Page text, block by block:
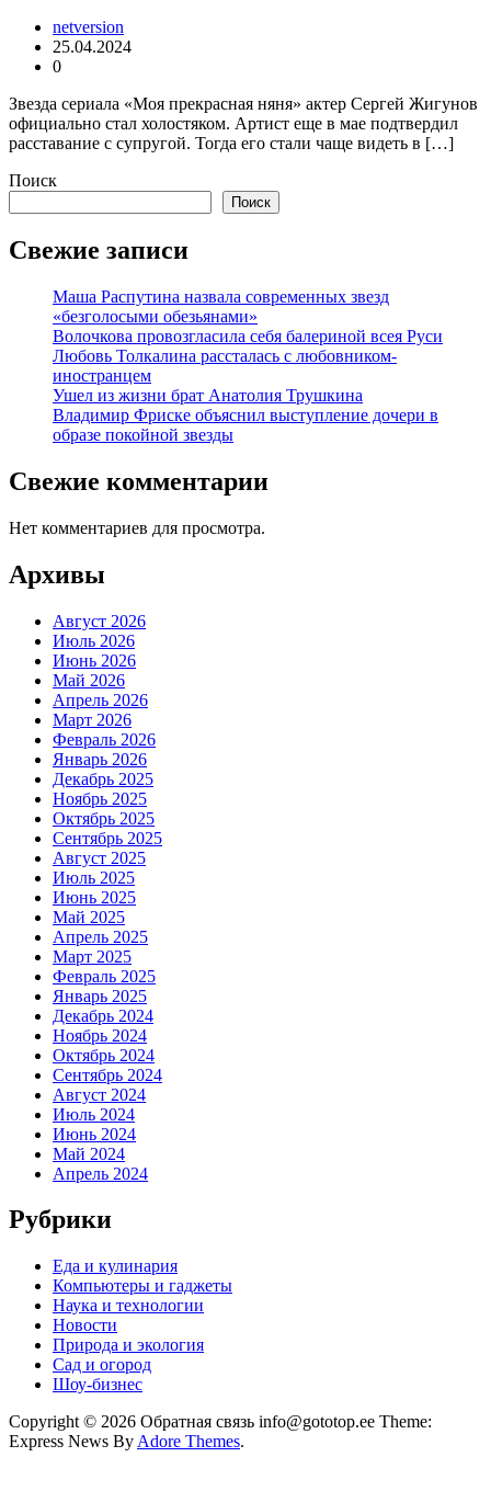
netversion
25.04.2024
0
Звезда сериала «Моя прекрасная няня» актер Сергей Жигунов
официально стал холостяком. Артист еще в мае подтвердил
расставание с супругой. Тогда его стали чаще видеть в […]
Поиск
Поиск
Свежие записи
Маша Распутина назвала современных звезд
«безголосыми обезьянами»
Волочкова провозгласила себя балериной всея Руси
Любовь Толкалина рассталась с любовником-
иностранцем
Ушел из жизни брат Анатолия Трушкина
Владимир Фриске объяснил выступление дочери в
образе покойной звезды
Свежие комментарии
Нет комментариев для просмотра.
Архивы
Август 2026
Июль 2026
Июнь 2026
Май 2026
Апрель 2026
Март 2026
Февраль 2026
Январь 2026
Декабрь 2025
Ноябрь 2025
Октябрь 2025
Сентябрь 2025
Август 2025
Июль 2025
Июнь 2025
Май 2025
Апрель 2025
Март 2025
Февраль 2025
Январь 2025
Декабрь 2024
Ноябрь 2024
Октябрь 2024
Сентябрь 2024
Август 2024
Июль 2024
Июнь 2024
Май 2024
Апрель 2024
Рубрики
Еда и кулинария
Компьютеры и гаджеты
Наука и технологии
Новости
Природа и экология
Сад и огород
Шоу-бизнес
Copyright © 2026 Обратная связь info@gototop.ee Theme:
Express News By Adore Themes.